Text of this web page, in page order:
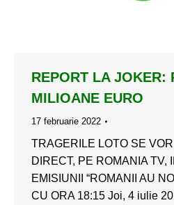
REPORT LA JOKER:
MILIOANE EURO
17 februarie 2022
TRAGERILE LOTO SE
DIRECT, PE ROMANIA TV,
EMISIUNII “ROMANII AU
CU ORA 18:15 Joi, 4 iulie